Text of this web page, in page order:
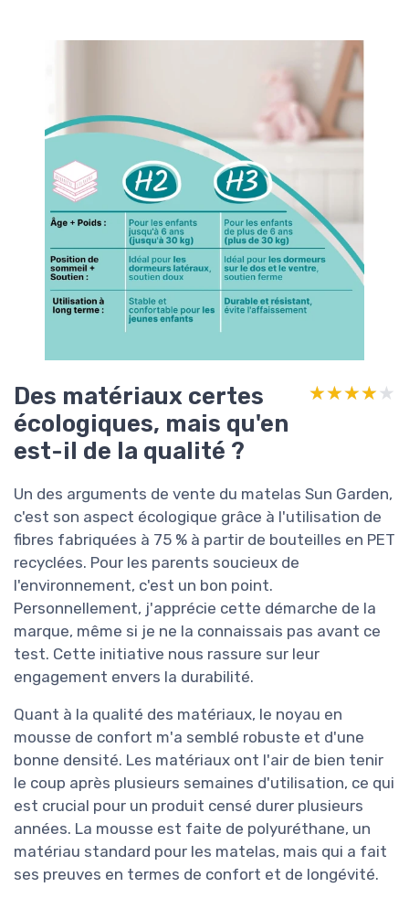
Des matériaux certes
écologiques, mais qu'en
est-il de la qualité ?
★★★★★
★★★★★
Un des arguments de vente du matelas Sun Garden,
c'est son aspect écologique grâce à l'utilisation de
fibres fabriquées à 75 % à partir de bouteilles en PET
recyclées. Pour les parents soucieux de
l'environnement, c'est un bon point.
Personnellement, j'apprécie cette démarche de la
marque, même si je ne la connaissais pas avant ce
test. Cette initiative nous rassure sur leur
engagement envers la durabilité.
Quant à la qualité des matériaux, le noyau en
mousse de confort m'a semblé robuste et d'une
bonne densité. Les matériaux ont l'air de bien tenir
le coup après plusieurs semaines d'utilisation, ce qui
est crucial pour un produit censé durer plusieurs
années. La mousse est faite de polyuréthane, un
matériau standard pour les matelas, mais qui a fait
ses preuves en termes de confort et de longévité.